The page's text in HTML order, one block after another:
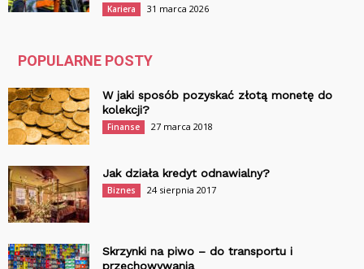
Kariera 31 marca 2026
POPULARNE POSTY
W jaki sposób pozyskać złotą monetę do
kolekcji?
Finanse 27 marca 2018
Jak działa kredyt odnawialny?
Biznes 24 sierpnia 2017
Skrzynki na piwo – do transportu i
przechowywania